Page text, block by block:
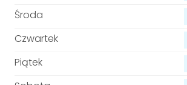
Środa
Czwartek
Piątek